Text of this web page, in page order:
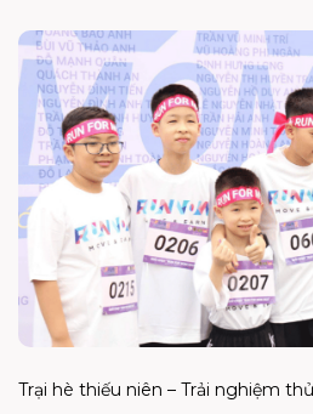
Trại hè thiếu niên – Trải nghiệm